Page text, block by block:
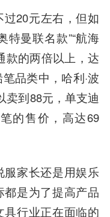
20元左右，但如
特曼联名款”“航海
款的两倍以上，达
品类中，哈利·波
卖到88元，单支迪
的售价，高达69
家长还是用娱乐
是为了提高产品
行业正在面临的